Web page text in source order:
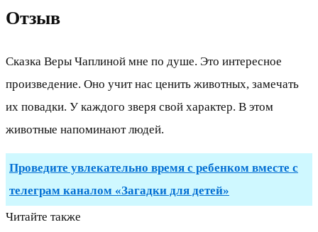
Отзыв
Сказка Веры Чаплиной мне по душе. Это интересное
произведение. Оно учит нас ценить животных, замечать
их повадки. У каждого зверя свой характер. В этом
животные напоминают людей.
Проведите увлекательно время с ребенком вместе с
телеграм каналом «Загадки для детей»
Читайте также